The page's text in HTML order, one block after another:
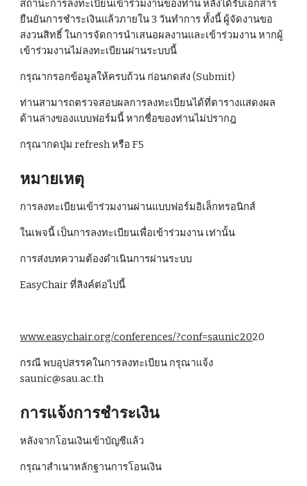
สถานะการลงทะเบียนเข้าร่วมงานของท่าน หลังได้รับเอกสาร
ยืนยันการชำระเงินแล้วภายใน 3 วันทำการ ทั้งนี้ ผู้จัดงานขอ
สงวนสิทธิ์ ในการจัดการนำเสนอผลงานและเข้าร่วมงาน หากผู้
เข้าร่วมงานไม่ลงทะเบียนผ่านระบบนี้
กรุณากรอกข้อมูลให้ครบถ้วน ก่อนกดส่ง (Submit)
ท่านสามารถตรวจสอบผลการลงทะเบียนได้ที่ตารางแสดงผล
ด้านล่างของแบบฟอร์มนี้ หากชื่อของท่านไม่ปรากฎ
กรุณากดปุ่ม refresh หรือ F5
หมายเหตุ
การลงทะเบียนเข้าร่วมงานผ่านแบบฟอร์มอิเล็กทรอนิกส์
ในเพจนี้ เป็นการลงทะเบียนเพื่อเข้าร่วมงาน เท่านั้น
การส่งบทความต้องดำเนินการผ่านระบบ
EasyChair ที่ลิงค์ต่อไปนี้
www.easychair.org/conferences/?conf=saunic2020
กรณี พบอุปสรรคในการลงทะเบียน กรุณาแจ้ง
saunic@sau.ac.th
การแจ้งการชำระเงิน
หลังจากโอนเงินเข้าบัญชีแล้ว
กรุณาสำเนาหลักฐานการโอนเงิน